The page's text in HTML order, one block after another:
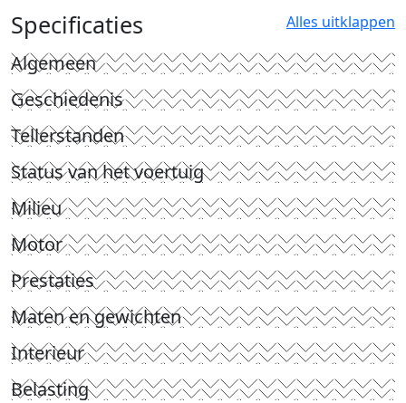
Specificaties Alles uitklappen
Algemeen
Geschiedenis
Tellerstanden
Status van het voertuig
Milieu
Motor
Prestaties
Maten en gewichten
Interieur
Belasting